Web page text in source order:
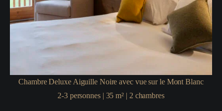
Chambre Deluxe Aiguille Noire avec vue sur le Mont Blanc
2-3 personnes| 35 m² | 2 chambres